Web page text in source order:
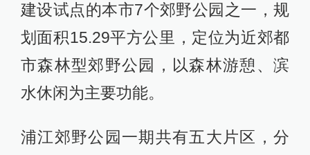
建设试点的本市7个郊野公园之一，规
划面积15.29平方公里，定位为近郊都
市森林型郊野公园，以森林游憩、滨
水休闲为主要功能。
浦江郊野公园一期共有五大片区，分